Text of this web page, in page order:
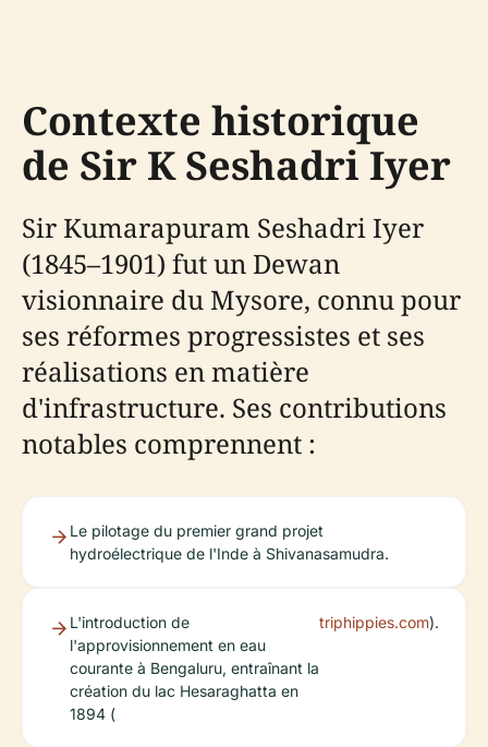
Contexte historique
de Sir K Seshadri Iyer
Sir Kumarapuram Seshadri Iyer
(1845–1901) fut un Dewan
visionnaire du Mysore, connu pour
ses réformes progressistes et ses
réalisations en matière
d'infrastructure. Ses contributions
notables comprennent :
Le pilotage du premier grand projet
hydroélectrique de l'Inde à Shivanasamudra.
L'introduction de
l'approvisionnement en eau
courante à Bengaluru, entraînant la
création du lac Hesaraghatta en
1894 (
triphippies.com).